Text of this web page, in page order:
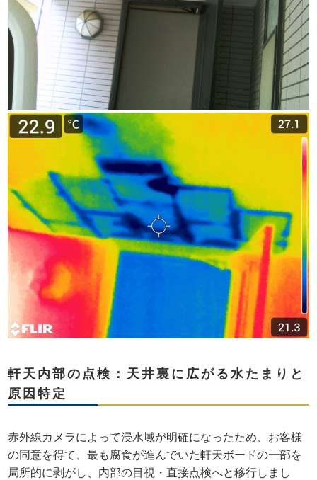
軒天内部の点検：天井裏に広がる水たまりと
原因特定
赤外線カメラによって浸水域が明確になったため、お客様
の同意を得て、最も腐食が進んでいた軒天ボードの一部を
局所的に剥がし、内部の目視・直接点検へと移行しまし